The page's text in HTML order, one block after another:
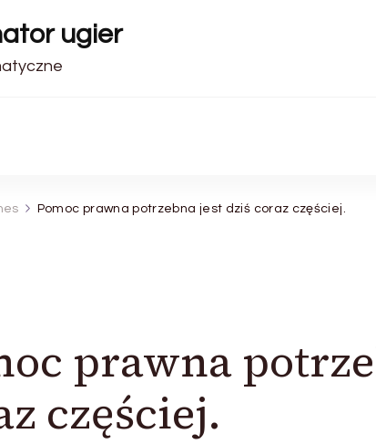
ugier
Pomoc prawna potrzebna jest dziś coraz częściej.
prawna
częściej.